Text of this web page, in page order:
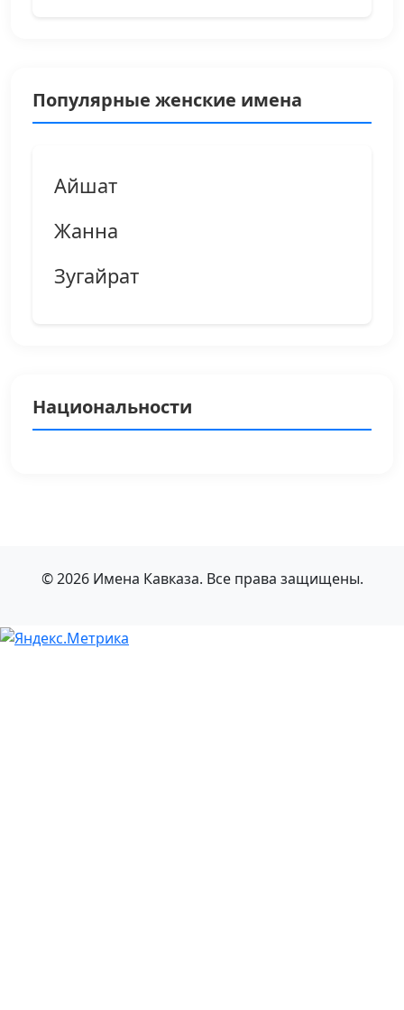
Популярные женские имена
Айшат
Жанна
Зугайрат
Национальности
© 2026 Имена Кавказа. Все права защищены.